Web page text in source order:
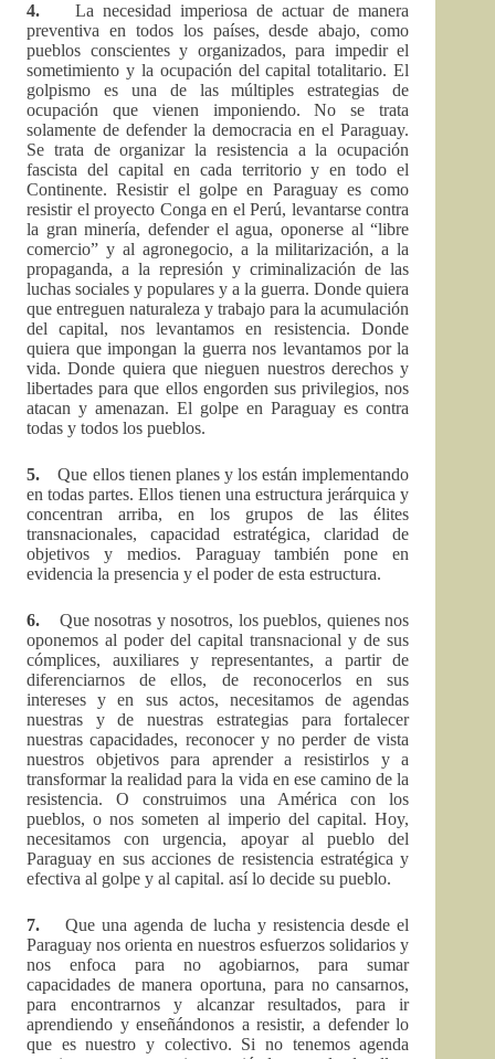
4.
La necesidad imperiosa de actuar de manera
preventiva en todos los países, desde abajo, como
pueblos conscientes y organizados, para impedir el
sometimiento y la ocupación del capital totalitario. El
golpismo es una de las múltiples estrategias de
ocupación que vienen imponiendo. No se trata
solamente de defender la democracia en el Paraguay.
Se trata de organizar la resistencia a la ocupación
fascista del capital en cada territorio y en todo el
Continente. Resistir el golpe en Paraguay es como
resistir el proyecto Conga en el Perú, levantarse contra
la gran minería, defender el agua, oponerse al “libre
comercio” y al agronegocio, a la militarización, a la
propaganda, a la represión y criminalización de las
luchas sociales y populares y a la guerra. Donde quiera
que entreguen naturaleza y trabajo para la acumulación
del capital, nos levantamos en resistencia. Donde
quiera que impongan la guerra nos levantamos por la
vida. Donde quiera que nieguen nuestros derechos y
libertades para que ellos engorden sus privilegios, nos
atacan y amenazan. El golpe en Paraguay es contra
todas y todos los pueblos.
5.
Que ellos tienen planes y los están implementando
en todas partes. Ellos tienen una estructura jerárquica y
concentran arriba, en los grupos de las élites
transnacionales, capacidad estratégica, claridad de
objetivos y medios. Paraguay también pone en
evidencia la presencia y el poder de esta estructura.
6.
Que nosotras y nosotros, los pueblos, quienes nos
oponemos al poder del capital transnacional y de sus
cómplices, auxiliares y representantes, a partir de
diferenciarnos de ellos, de reconocerlos en sus
intereses y en sus actos, necesitamos de agendas
nuestras y de nuestras estrategias para fortalecer
nuestras capacidades, reconocer y no perder de vista
nuestros objetivos para aprender a resistirlos y a
transformar la realidad para la vida en ese camino de la
resistencia. O construimos una América con los
pueblos, o nos someten al imperio del capital. Hoy,
necesitamos con urgencia, apoyar al pueblo del
Paraguay en sus acciones de resistencia estratégica y
efectiva al golpe y al capital. así lo decide su pueblo.
7.
Que una agenda de lucha y resistencia desde el
Paraguay nos orienta en nuestros esfuerzos solidarios y
nos enfoca para no agobiarnos, para sumar
capacidades de manera oportuna, para no cansarnos,
para encontrarnos y alcanzar resultados, para ir
aprendiendo y enseñándonos a resistir, a defender lo
que es nuestro y colectivo. Si no tenemos agenda